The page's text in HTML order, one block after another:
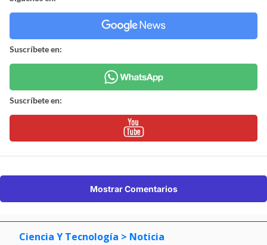
Suscríbete en:
Suscríbete en:
Mostrar Comentarios
Ciencia Y Tecnología > Noticia